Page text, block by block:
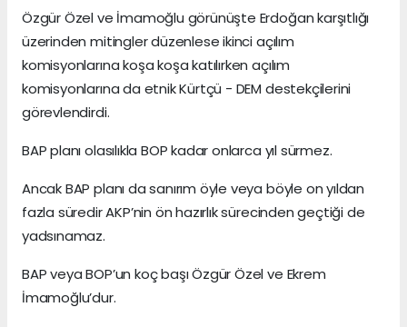
Özgür Özel ve İmamoğlu görünüşte Erdoğan karşıtlığı
üzerinden mitingler düzenlese ikinci açılım
komisyonlarına koşa koşa katılırken açılım
komisyonlarına da etnik Kürtçü - DEM destekçilerini
görevlendirdi.
BAP planı olasılıkla BOP kadar onlarca yıl sürmez.
Ancak BAP planı da sanırım öyle veya böyle on yıldan
fazla süredir AKP’nin ön hazırlık sürecinden geçtiği de
yadsınamaz.
BAP veya BOP’un koç başı Özgür Özel ve Ekrem
İmamoğlu’dur.